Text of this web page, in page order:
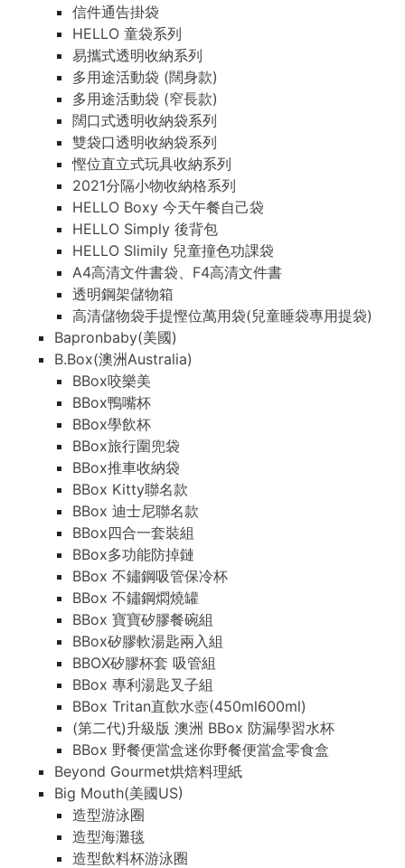
信件通告掛袋
HELLO 童袋系列
易攜式透明收納系列
多用途活動袋 (闊身款)
多用途活動袋 (窄長款)
闊口式透明收納袋系列
雙袋口透明收納袋系列
慳位直立式玩具收納系列
2021分隔小物收納格系列
HELLO Boxy 今天午餐自己袋
HELLO Simply 後背包
HELLO Slimily 兒童撞色功課袋
A4高清文件書袋、F4高清文件書
透明鋼架儲物箱
高清儲物袋手提慳位萬用袋(兒童睡袋專用提袋)
Bapronbaby(美國)
B.Box(澳洲Australia)
BBox咬樂美
BBox鴨嘴杯
BBox學飲杯
BBox旅行圍兜袋
BBox推車收納袋
BBox Kitty聯名款
BBox 迪士尼聯名款
BBox四合一套裝組
BBox多功能防掉鏈
BBox 不鏽鋼吸管保冷杯
BBox 不鏽鋼燜燒罐
BBox 寶寶矽膠餐碗組
BBox矽膠軟湯匙兩入組
BBOX矽膠杯套 吸管組
BBox 專利湯匙叉子組
BBox Tritan直飲水壺(450ml600ml)
(第二代)升級版 澳洲 BBox 防漏學習水杯
BBox 野餐便當盒迷你野餐便當盒零食盒
Beyond Gourmet烘焙料理紙
Big Mouth(美國US)
造型游泳圈
造型海灘毯
造型飲料杯游泳圈